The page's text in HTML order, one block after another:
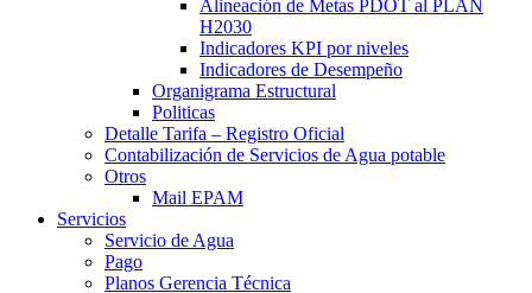
Alineación de Metas PDOT al PLAN
H2030
Indicadores KPI por niveles
Indicadores de Desempeño
Organigrama Estructural
Politicas
Detalle Tarifa – Registro Oficial
Contabilización de Servicios de Agua potable
Otros
Mail EPAM
Servicios
Servicio de Agua
Pago
Planos Gerencia Técnica